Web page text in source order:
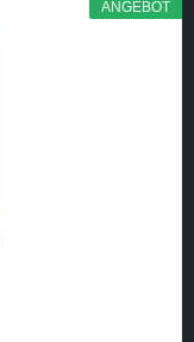
ANGEBOT